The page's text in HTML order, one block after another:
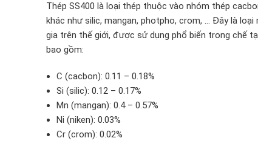
Thép SS400 là loại thép thuộc vào nhóm thép
khác như silic, mangan, photpho, crom, … Đây là
gia trên thế giới, được sử dụng phổ biến trong chế
bao gồm:
C (cacbon): 0.11 – 0.18%
Si (silic): 0.12 – 0.17%
Mn (mangan): 0.4 – 0.57%
Ni (niken): 0.03%
Cr (crom): 0.02%